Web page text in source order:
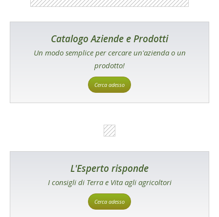
Catalogo Aziende e Prodotti
Un modo semplice per cercare un'azienda o un
prodotto!
Cerca adesso
L'Esperto risponde
I consigli di Terra e Vita agli agricoltori
Cerca adesso